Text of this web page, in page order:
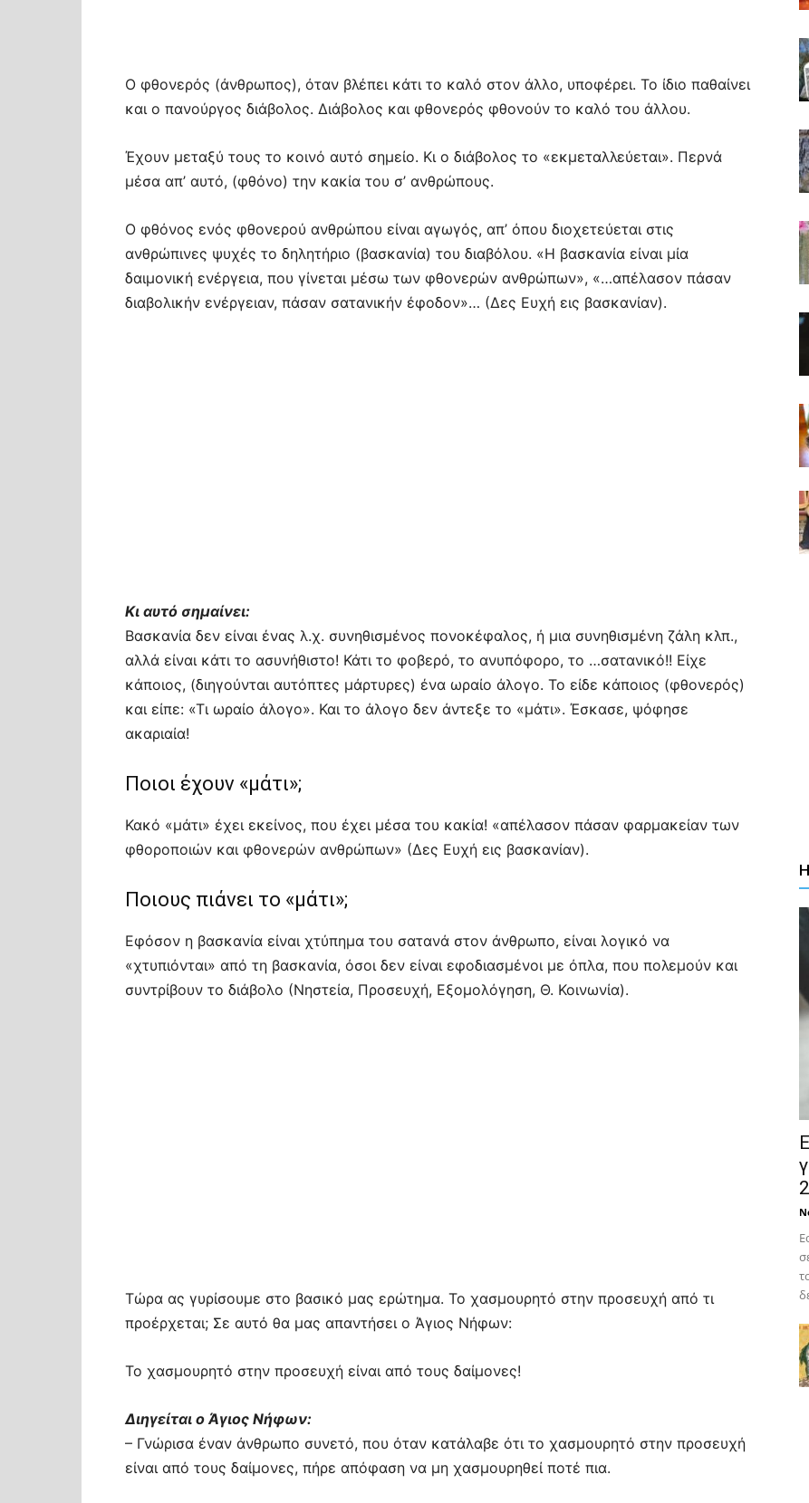
Ο φθονερός (άνθρωπος), όταν βλέπει κάτι το καλό στον άλλο, υποφέρει. Το ίδιο παθαίνει
και ο πανούργος διάβολος. Διάβολος και φθονερός φθονούν το καλό του άλλου.
Έχουν μεταξύ τους το κοινό αυτό σημείο. Κι ο διάβολος το «εκμεταλλεύεται». Περνά
μέσα απ’ αυτό, (φθόνο) την κακία του σ’ ανθρώπους.
Ο φθόνος ενός φθονερού ανθρώπου είναι αγωγός, απ’ όπου διοχετεύεται στις
ανθρώπινες ψυχές το δηλητήριο (βασκανία) του διαβόλου. «Η βασκανία είναι μία
δαιμονική ενέργεια, που γίνεται μέσω των φθονερών ανθρώπων», «…απέλασον πάσαν
διαβολικήν ενέργειαν, πάσαν σατανικήν έφοδον»… (Δες Ευχή εις βασκανίαν).
Κι αυτό σημαίνει:
Βασκανία δεν είναι ένας λ.χ. συνηθισμένος πονοκέφαλος, ή μια συνηθισμένη ζάλη κλπ.,
αλλά είναι κάτι το ασυνήθιστο! Κάτι το φοβερό, το ανυπόφορο, το …σατανικό!! Είχε
κάποιος, (διηγούνται αυτόπτες μάρτυρες) ένα ωραίο άλογο. Το είδε κάποιος (φθονερός)
και είπε: «Τι ωραίο άλογο». Και το άλογο δεν άντεξε το «μάτι». Έσκασε, ψόφησε
ακαριαία!
Ποιοι έχουν «μάτι»;
Κακό «μάτι» έχει εκείνος, που έχει μέσα του κακία! «απέλασον πάσαν φαρμακείαν των
φθοροποιών και φθονερών ανθρώπων» (Δες Ευχή εις βασκανίαν).
Ποιους πιάνει το «μάτι»;
Εφόσον η βασκανία είναι χτύπημα του σατανά στον άνθρωπο, είναι λογικό να
«χτυπιόνται» από τη βασκανία, όσοι δεν είναι εφοδιασμένοι με όπλα, που πολεμούν και
συντρίβουν το διάβολο (Νηστεία, Προσευχή, Εξομολόγηση, Θ. Κοινωνία).
Τώρα ας γυρίσουμε στο βασικό μας ερώτημα. Το χασμουρητό στην προσευχή από τι
προέρχεται; Σε αυτό θα μας απαντήσει ο Άγιος Νήφων:
Το χασμουρητό στην προσευχή είναι από τους δαίμονες!
Διηγείται ο Άγιος Νήφων:
– Γνώρισα έναν άνθρωπο συνετό, που όταν κατάλαβε ότι το χασμουρητό στην προσευχή
είναι από τους δαίμονες, πήρε απόφαση να μη χασμουρηθεί ποτέ πια.